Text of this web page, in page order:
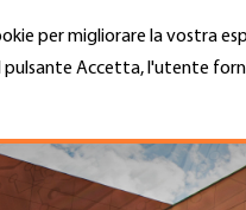
per migliorare la vostra
pulsante Accetta, l'utente